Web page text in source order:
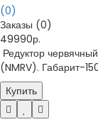
(0)
Заказы (0)
49990р.
Редуктор
(NMRV). Габарит-
Купить